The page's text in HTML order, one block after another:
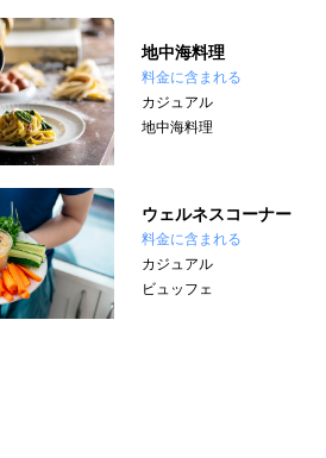
地中海料理
料金に含まれる
カジュアル
地中海料理
ウェルネスコーナー
料金に含まれる
カジュアル
ビュッフェ